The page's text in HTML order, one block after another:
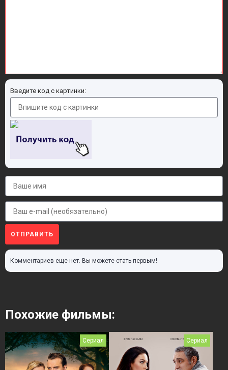
Введите код с картинки:
ОТПРАВИТЬ
Комментариев еще нет. Вы можете стать первым!
Похожие фильмы:
Сериал Сериал